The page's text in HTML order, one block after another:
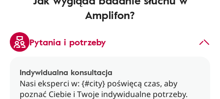
Amplifon?
Pytania i potrzeby
Indywidualna konsultacja
Nasi eksperci w: {#city} poświęcą czas, aby
poznać Ciebie i Twoje indywidualne potrzeby.